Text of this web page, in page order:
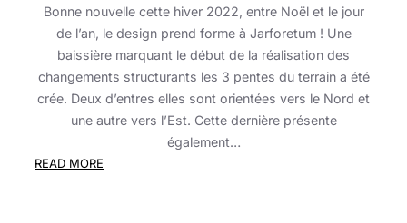
Bonne nouvelle cette hiver 2022, entre Noël et le jour
de l’an, le design prend forme à Jarforetum ! Une
baissière marquant le début de la réalisation des
changements structurants les 3 pentes du terrain a été
crée. Deux d’entres elles sont orientées vers le Nord et
une autre vers l’Est. Cette dernière présente
également…
READ MORE